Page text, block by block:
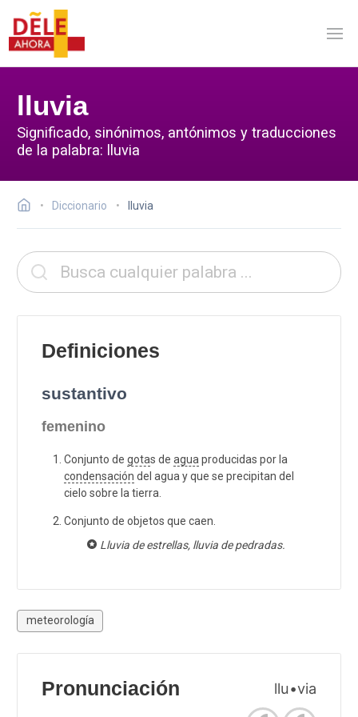
lluvia
Significado, sinónimos, antónimos y traducciones
de la palabra: lluvia
Diccionario lluvia
Definiciones
sustantivo
femenino
Conjunto de gotas de agua producidas por la
condensación del agua y que se precipitan del
cielo sobre la tierra.
Conjunto de objetos que caen.
Lluvia de estrellas, lluvia de pedradas.
meteorología
Pronunciación llu•via